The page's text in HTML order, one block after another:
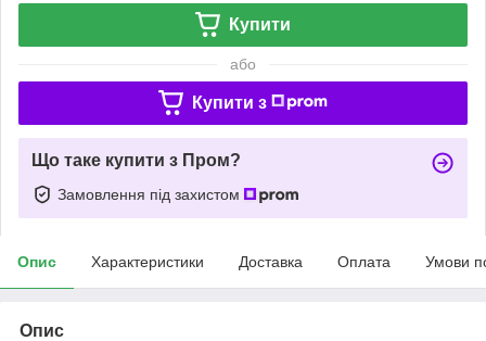
Купити
або
Купити з
Що таке купити з Пром?
Замовлення під захистом
Опис Характеристики Доставка Оплата Умови
Опис